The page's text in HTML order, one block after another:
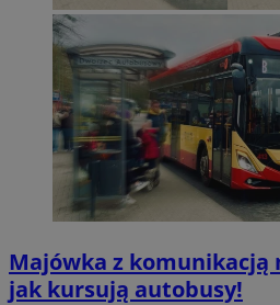
Majówka z komunikacją
jak kursują autobusy!